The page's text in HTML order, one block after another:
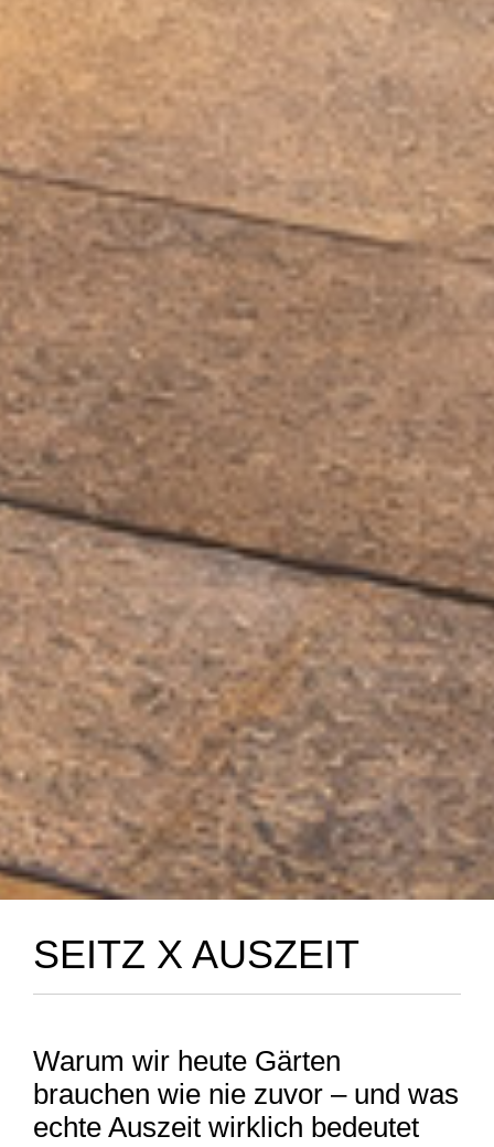
SEITZ X AUSZEIT
Warum wir heute Gärten
brauchen wie nie zuvor – und was
echte Auszeit wirklich bedeutet